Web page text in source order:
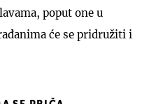
poput one u
će se pridružiti i